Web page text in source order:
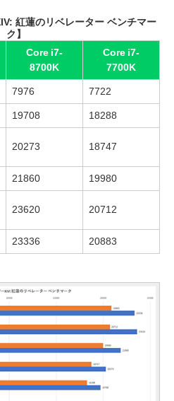
紅蓮のリベレーター ベンチマー
ク】
Core i7-
8700K
Core i7-
7700K
7976 7722
19708 18288
20273 18747
21860 19980
23620 20712
23336 20883